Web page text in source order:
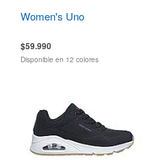
Women's Uno
$59.990
Disponible en 12 colores